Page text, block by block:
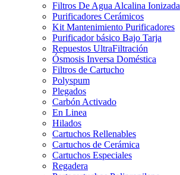
Filtros De Agua Alcalina Ionizada
Purificadores Cerámicos
Kit Mantenimiento Purificadores
Purificador básico Bajo Tarja
Repuestos UltraFiltración
Ósmosis Inversa Doméstica
Filtros de Cartucho
Polyspum
Plegados
Carbón Activado
En Linea
Hilados
Cartuchos Rellenables
Cartuchos de Cerámica
Cartuchos Especiales
Regadera